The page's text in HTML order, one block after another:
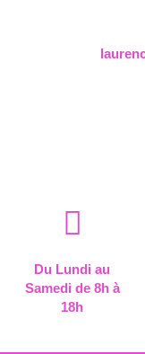
Du Lundi au
Samedi de 8h à
18h